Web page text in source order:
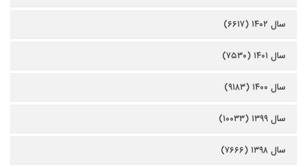
سال ۱۴۰۲ (۶۶۱۷)
سال ۱۴۰۱ (۷۵۳۰)
سال ۱۴۰۰ (۹۱۸۳)
سال ۱۳۹۹ (۱۰۰۳۳)
سال ۱۳۹۸ (۷۶۶۶)